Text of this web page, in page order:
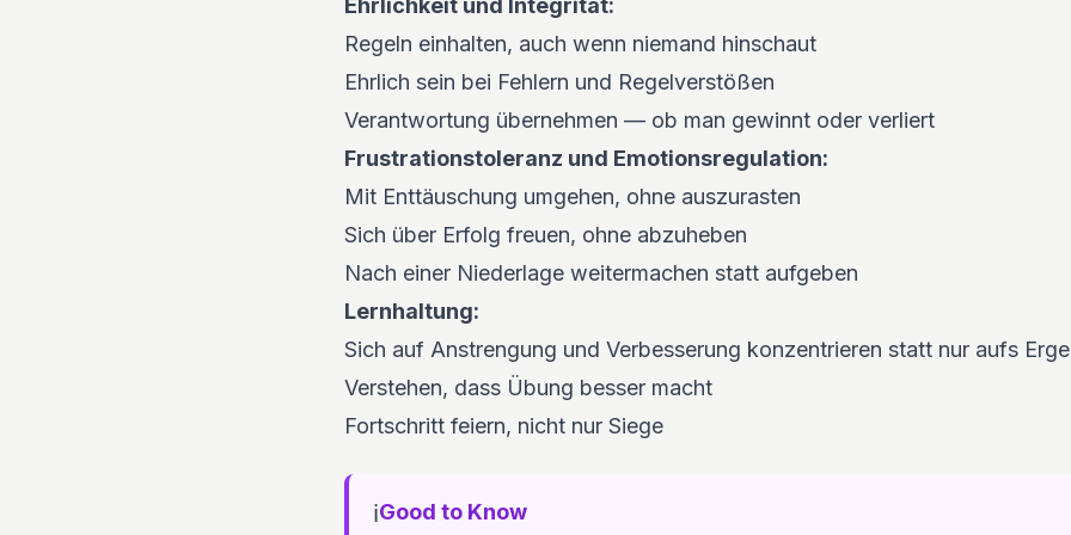
Ehrlichkeit und Integrität:
Regeln einhalten, auch wenn niemand hinschaut
Ehrlich sein bei Fehlern und Regelverstößen
Verantwortung übernehmen — ob man gewinnt oder verliert
Frustrationstoleranz und Emotionsregulation:
Mit Enttäuschung umgehen, ohne auszurasten
Sich über Erfolg freuen, ohne abzuheben
Nach einer Niederlage weitermachen statt aufgeben
Lernhaltung:
Sich auf Anstrengung und Verbesserung konzentrieren statt nur aufs
Verstehen, dass Übung besser macht
Fortschritt feiern, nicht nur Siege
ℹ️Good to Know